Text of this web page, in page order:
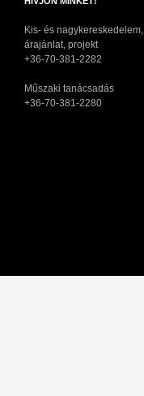
Kis- és nagykereskedelem,
árajánlat, projekt
+36-70-381-2282
Műszaki tanácsadás
+36-70-381-2280